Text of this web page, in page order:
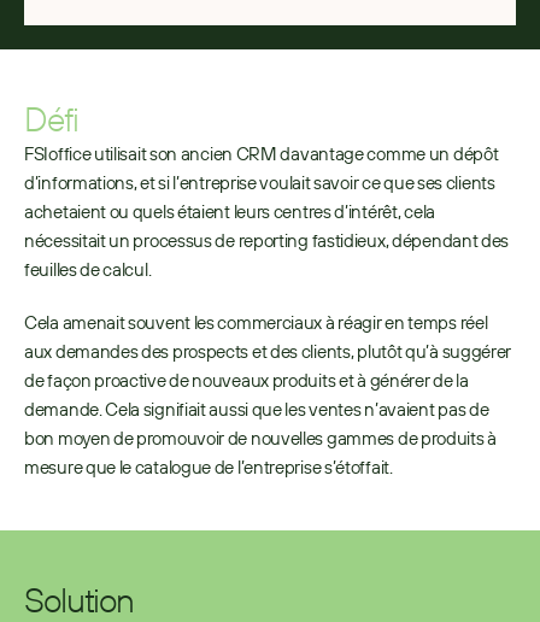
Défi
FSIoffice utilisait son ancien CRM davantage comme un dépôt
d’informations, et si l’entreprise voulait savoir ce que ses clients
achetaient ou quels étaient leurs centres d’intérêt, cela
nécessitait un processus de reporting fastidieux, dépendant des
feuilles de calcul.
Cela amenait souvent les commerciaux à réagir en temps réel
aux demandes des prospects et des clients, plutôt qu’à suggérer
de façon proactive de nouveaux produits et à générer de la
demande. Cela signifiait aussi que les ventes n’avaient pas de
bon moyen de promouvoir de nouvelles gammes de produits à
mesure que le catalogue de l’entreprise s’étoffait.
Solution